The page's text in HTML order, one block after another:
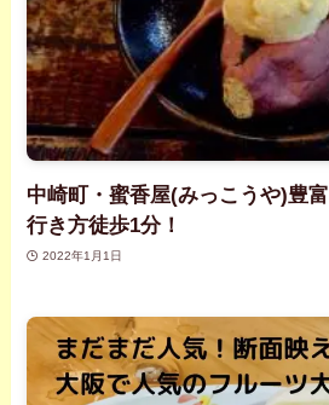
中崎町・蜜香屋(みっこうや)豊
行き方徒歩1分！
2022年1月1日